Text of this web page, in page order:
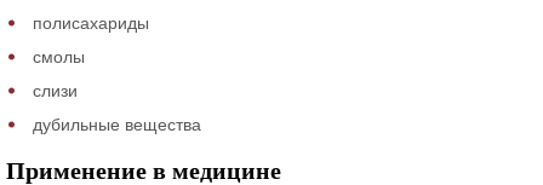
полисахариды
смолы
слизи
дубильные вещества
Применение в медицине